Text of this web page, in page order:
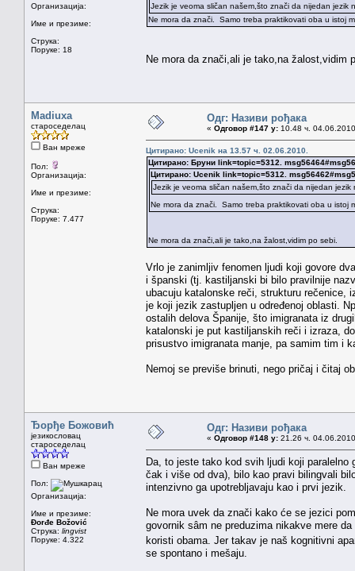
Организација:
Име и презиме:
Струка:
Поруке: 18
Jezik je veoma sličan našem,što znači da nijedan
Ne mora da znači. Samo treba praktikovati oba u istoj
Ne mora da znači,ali je tako,na žalost,vidim
Madiuxa
староседелац
Ван мреже
Пол:
Организација:
Име и презиме:
Струка:
Поруке: 7.477
Одг: Називи рођака
« Одговор #147 у: 10.48 ч.
Цитирано: Ucenik на 13.57 ч. 02.06.2010.
Цитирано: Бруни link=topic=5312.
Цитирано: Ucenik link=topic=5312.
Jezik je veoma sličan našem,što znači da nijedan
Ne mora da znači. Samo treba praktikovati oba u istoj
Ne mora da znači,ali je tako,na žalost,vidim po sebi.
Vrlo je zanimljiv fenomen ljudi koji govore
i španski (tj. kastiljanski bi bilo pravilnije
ubacuju katalonske reči, strukturu rečenice,
je koji jezik zastupljen u određenoj oblasti.
ostalih delova Španije, što imigranata iz
katalonski je put kastiljanskih reči i izraza,
prisustvo imigranata manje, pa samim tim i
Nemoj se previše brinuti, nego pričaj i čitaj
Ђорђе Божовић
језикословац
староседелац
Ван мреже
Пол:
Организација:
Име и презиме:
Đorđe Božović
Струка: lingvist
Поруке: 4.322
Одг: Називи рођака
« Одговор #148 у: 21.26 ч.
Da, to jeste tako kod svih ljudi koji
čak i više od dva), bilo kao pravi bilingvali
intenzivno ga upotrebljavaju kao i prvi jezik.
Ne mora uvek da znači kako će se jezici
govornik sâm ne preduzima nikakve mere
koristi obama. Jer takav je naš kognitivni
se spontano i mešaju.